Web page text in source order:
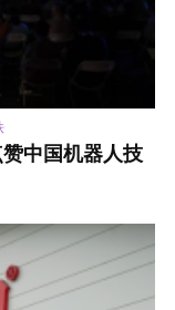
中国机器人技